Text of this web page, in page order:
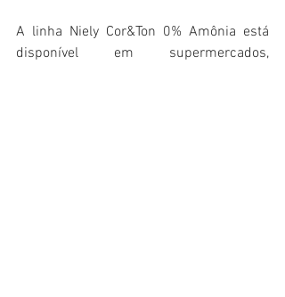
A linha Niely Cor&Ton 0% Amônia está
disponível em supermercados,